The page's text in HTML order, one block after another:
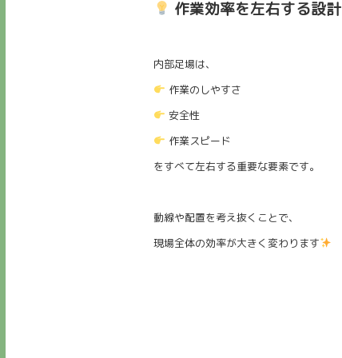
作業効率を左右する設計
内部足場は、
作業のしやすさ
安全性
作業スピード
をすべて左右する重要な要素です。
動線や配置を考え抜くことで、
現場全体の効率が大きく変わります